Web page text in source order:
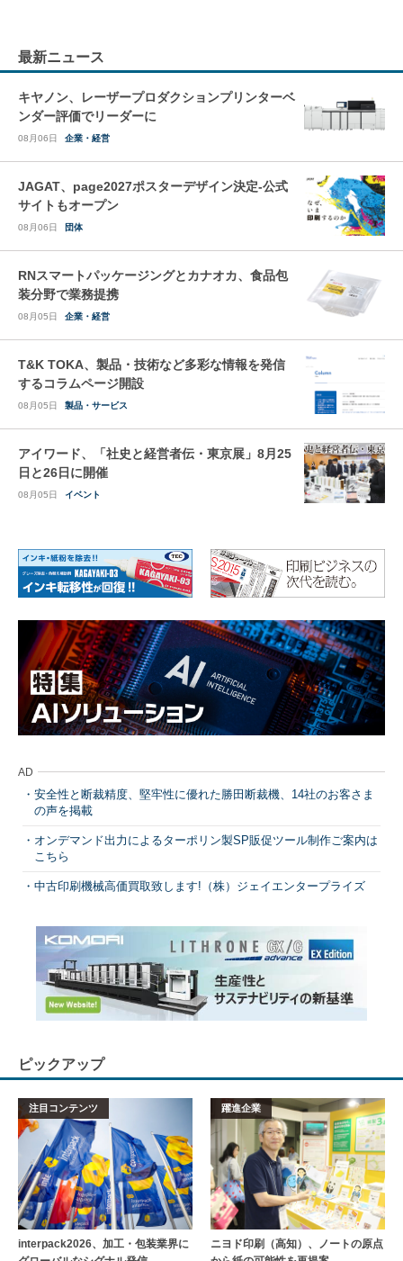
最新ニュース
キヤノン、レーザープロダクションプリンターベ
ンダー評価でリーダーに
08月06日 企業・経営
JAGAT、page2027ポスターデザイン決定-公式
サイトもオープン
08月06日 団体
RNスマートパッケージングとカナオカ、食品包
装分野で業務提携
08月05日 企業・経営
T&K TOKA、製品・技術など多彩な情報を発信
するコラムページ開設
08月05日 製品・サービス
アイワード、「社史と経営者伝・東京展」8月25
日と26日に開催
08月05日 イベント
AD
安全性と断裁精度、堅牢性に優れた勝田断裁機、14社のお客さま
の声を掲載
オンデマンド出力によるターポリン製SP販促ツール制作ご案内は
こちら
中古印刷機械高価買取致します!（株）ジェイエンタープライズ
ピックアップ
注目コンテンツ
interpack2026、加工・包装業界に
躍進企業
ニヨド印刷（高知）、ノートの原点